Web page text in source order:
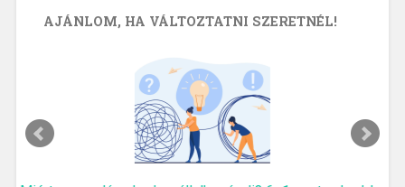
AJÁNLOM, HA VÁLTOZTATNI SZERETNÉL!